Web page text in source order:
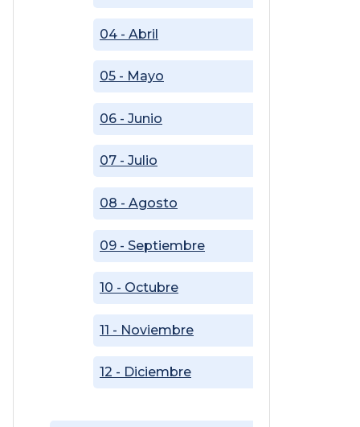
04 - Abril
05 - Mayo
06 - Junio
07 - Julio
08 - Agosto
09 - Septiembre
10 - Octubre
11 - Noviembre
12 - Diciembre